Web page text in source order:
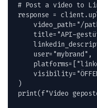
# Post a video to
response =
video_path="/
title="API-
    user="mybrand",
)
print(f"Video